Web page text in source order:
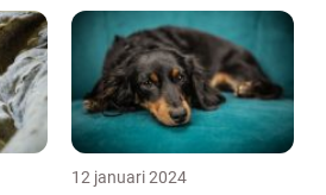
12 januari 2024